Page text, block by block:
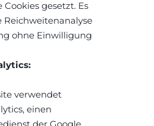
gesetzt. Es
Reichweitenanalyse
ohne Einwilligung
verwendet
einen